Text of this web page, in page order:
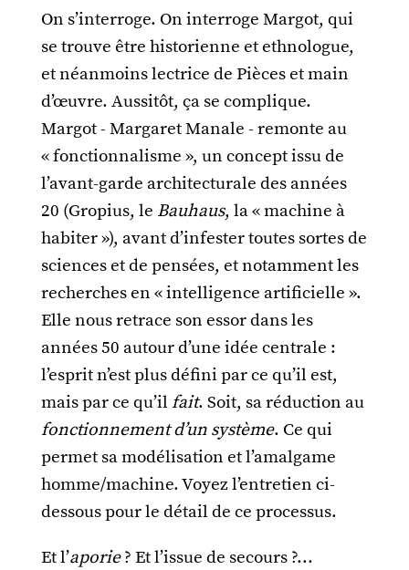
On s’interroge. On interroge Margot, qui
se trouve être historienne et ethnologue,
et néanmoins lectrice de Pièces et main
d’œuvre. Aussitôt, ça se complique.
Margot - Margaret Manale - remonte au
« fonctionnalisme », un concept issu de
l’avant-garde architecturale des années
20 (Gropius, le Bauhaus, la « machine à
habiter »), avant d’infester toutes sortes de
sciences et de pensées, et notamment les
recherches en « intelligence artificielle ».
Elle nous retrace son essor dans les
années 50 autour d’une idée centrale :
l’esprit n’est plus défini par ce qu’il est,
mais par ce qu’ilfait. Soit, sa réduction au
fonctionnement d’un système. Ce qui
permet sa modélisation et l’amalgame
homme/machine. Voyez l’entretien ci-
dessous pour le détail de ce processus.
Et l’aporie? Et l’issue de secours ?...